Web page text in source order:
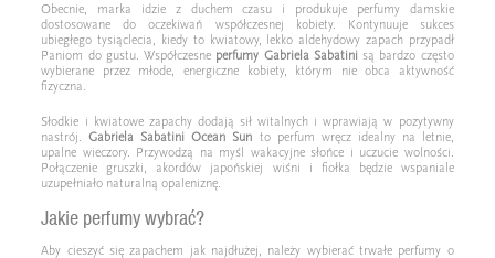
Obecnie, marka idzie z duchem czasu i produkuje perfumy damskie
dostosowane do oczekiwań współczesnej kobiety. Kontynuuje sukces
ubiegłego tysiąclecia, kiedy to kwiatowy, lekko aldehydowy zapach przypadł
Paniom do gustu. Współczesne perfumy Gabriela Sabatini są bardzo często
wybierane przez młode, energiczne kobiety, którym nie obca aktywność
fizyczna.
Słodkie i kwiatowe zapachy dodają sił witalnych i wprawiają w pozytywny
nastrój.Gabriela Sabatini Ocean Sun to perfum wręcz idealny na letnie,
upalne wieczory. Przywodzą na myśl wakacyjne słońce i uczucie wolności.
Połączenie gruszki, akordów japońskiej wiśni i fiołka będzie wspaniale
uzupełniało naturalną opaleniznę.
Jakie perfumy wybrać?
Aby cieszyć się zapachem jak najdłużej, należy wybierać trwałe perfumy o